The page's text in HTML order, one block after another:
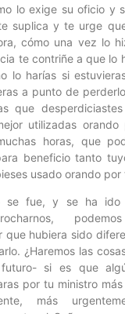
lo exige su oficio y
suplica y te urge
cómo una vez lo
te contriñe a que lo
lo harías si
a punto de
que
utilizadas
horas, que
beneficio tanto
usado orando por
se fue, y se ha ido
que hubiera sido
¿Haremos las
si es que
por tu ministro
más